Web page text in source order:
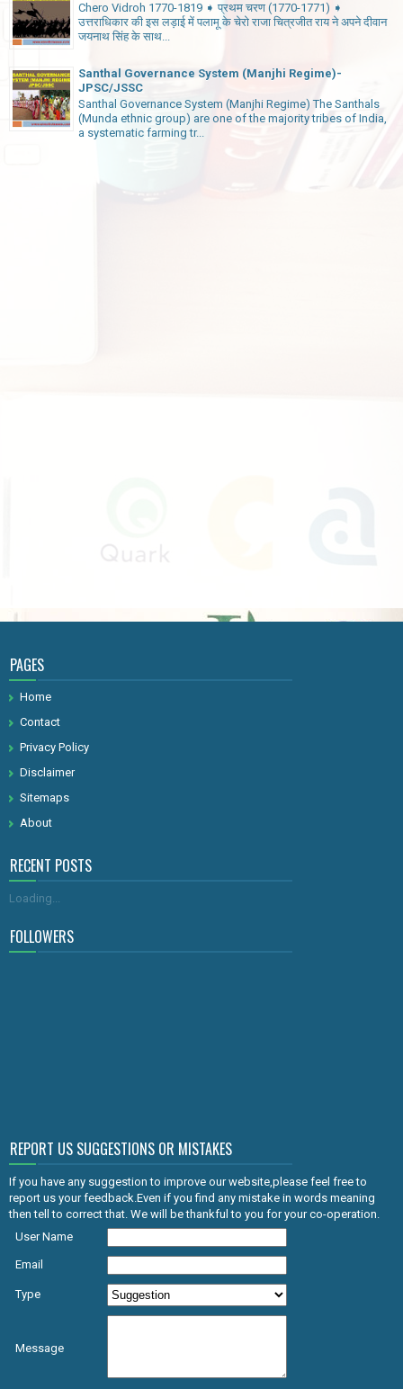
Chero Vidroh 1770-1819 ➧ प्रथम चरण (1770-1771) ➧
उत्तराधिकार की इस लड़ाई में पलामू के चेरो राजा चित्रजीत राय ने अपने दीवान
जयनाथ सिंह के साथ...
Santhal Governance System (Manjhi Regime)-
JPSC/JSSC
Santhal Governance System (Manjhi Regime) The Santhals
(Munda ethnic group) are one of the majority tribes of India,
a systematic farming tr...
PAGES
Home
Contact
Privacy Policy
Disclaimer
Sitemaps
About
RECENT POSTS
Loading...
FOLLOWERS
REPORT US SUGGESTIONS OR MISTAKES
If you have any suggestion to improve our website,please feel free to
report us your feedback.Even if you find any mistake in words meaning
then tell to correct that. We will be thankful to you for your co-operation.
User Name
Email
Type
Message